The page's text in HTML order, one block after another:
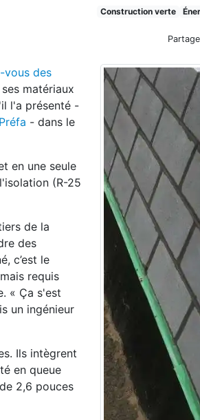
usiné
Construction verte
vous des
matériaux
l'a présenté -
- dans le
en une seule
(R-25
de la
des
c’est le
requis
« Ça s'est
un ingénieur
Ils intègrent
en queue
2,6 pouces